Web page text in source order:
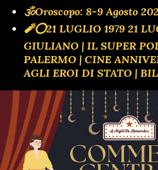
🕉Oroscopo: 8-9 Agosto
🧨⭕️21 LUGLIO 1979 21
GIULIANO | IL SUPER
PALERMO | CINE
AGLI EROI DI STATO |